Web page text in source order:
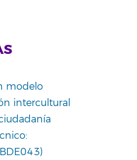
modelo
intercultural